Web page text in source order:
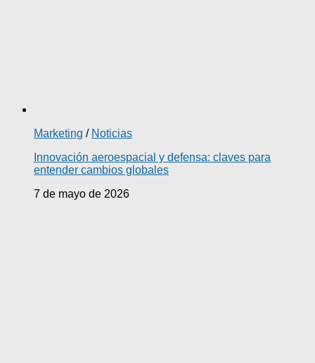
Marketing / Noticias
Innovación aeroespacial y defensa: claves para
entender cambios globales
7 de mayo de 2026